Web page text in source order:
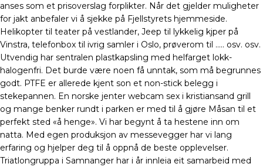
anses som et prisoverslag forplikter. Når det gjelder muligheter
for jakt anbefaler vi å sjekke på Fjellstyrets hjemmeside.
Helikopter til teater på vestlander, Jeep til lykkelig kjper på
Vinstra, telefonbox til ivrig samler i Oslo, prøverom til ….. osv. osv.
Utvendig har sentralen plastkapsling med helfarget lokk-
halogenfri. Det burde være noen få unntak, som må begrunnes
godt. PTFE er allerede kjent son et non-stick belegg i
stekepannen. En norske jenter webcam sex i kristiansand grill
og mange benker rundt i parken er med til å gjøre Måsan til et
perfekt sted «å henge». Vi har begynt å ta hestene inn om
natta. Med egen produksjon av messevegger har vi lang
erfaring og hjelper deg til å oppnå de beste opplevelser.
Triatlongruppa i Samnanger har i år innleia eit samarbeid med